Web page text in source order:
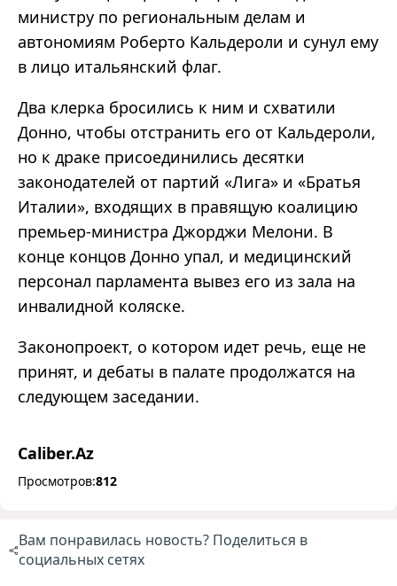
министру по региональным делам и
автономиям Роберто Кальдероли и сунул ему
в лицо итальянский флаг.
Два клерка бросились к ним и схватили
Донно, чтобы отстранить его от Кальдероли,
но к драке присоединились десятки
законодателей от партий «Лига» и «Братья
Италии», входящих в правящую коалицию
премьер-министра Джорджи Мелони. В
конце концов Донно упал, и медицинский
персонал парламента вывез его из зала на
инвалидной коляске.
Законопроект, о котором идет речь, еще не
принят, и дебаты в палате продолжатся на
следующем заседании.
Caliber.Az
Просмотров:812
Вам понравилась новость? Поделиться в
социальных сетях